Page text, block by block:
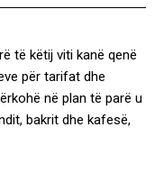
të këtij viti kanë qenë
për tarifat dhe
në plan të parë u
bakrit dhe kafesë,